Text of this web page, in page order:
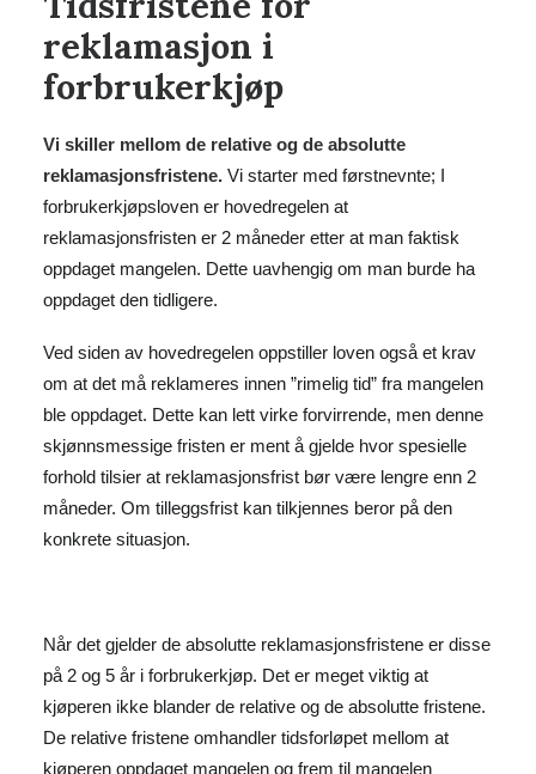
reklamasjon i
forbrukerkjøp
Vi skiller mellom de relative og de absolutte
reklamasjonsfristene. Vi starter med førstnevnte; I
forbrukerkjøpsloven er hovedregelen at
reklamasjonsfristen er 2 måneder etter at man faktisk
oppdaget mangelen. Dette uavhengig om man burde ha
oppdaget den tidligere.
Ved siden av hovedregelen oppstiller loven også et krav
om at det må reklameres innen ”rimelig tid” fra mangelen
ble oppdaget. Dette kan lett virke forvirrende, men denne
skjønnsmessige fristen er ment å gjelde hvor spesielle
forhold tilsier at reklamasjonsfrist bør være lengre enn 2
måneder. Om tilleggsfrist kan tilkjennes beror på den
konkrete situasjon.
Når det gjelder de absolutte reklamasjonsfristene er disse
på 2 og 5 år i forbrukerkjøp. Det er meget viktig at
kjøperen ikke blander de relative og de absolutte fristene.
De relative fristene omhandler tidsforløpet mellom at
kjøperen oppdaget mangelen og frem til mangelen